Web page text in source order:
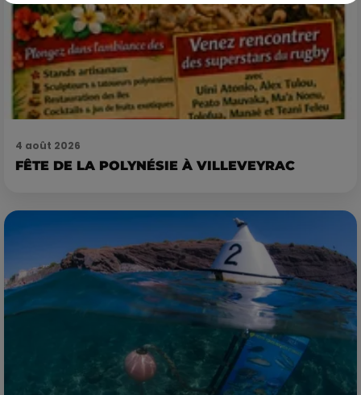
4 août 2026
FÊTE DE LA POLYNÉSIE À VILLEVEYRAC